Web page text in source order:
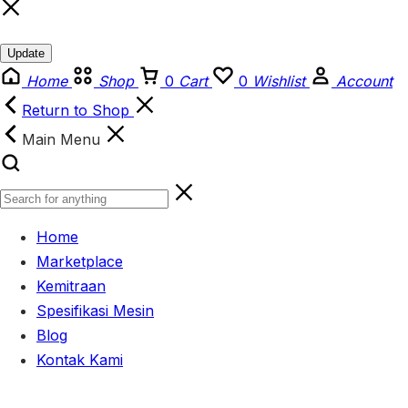
Update
Home Shop 0 Cart 0 Wishlist
Account
Return to Shop
Main Menu
Home
Marketplace
Kemitraan
Spesifikasi Mesin
Blog
Kontak Kami